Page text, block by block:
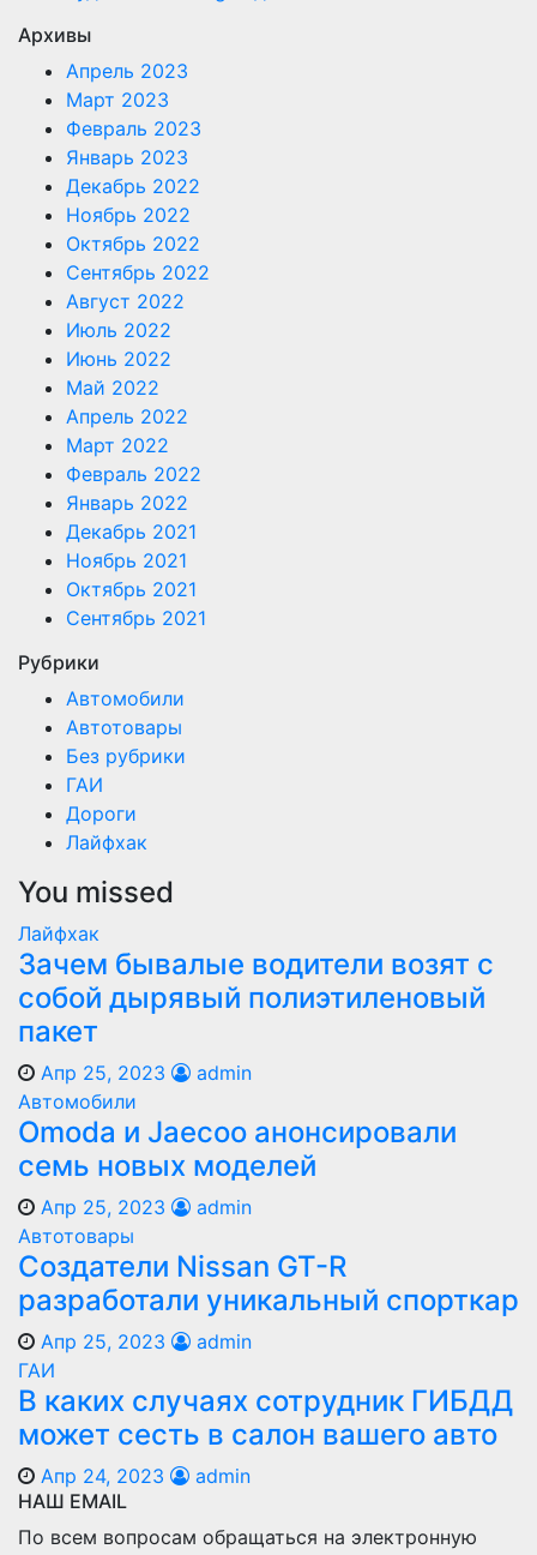
Архивы
Апрель 2023
Март 2023
Февраль 2023
Январь 2023
Декабрь 2022
Ноябрь 2022
Октябрь 2022
Сентябрь 2022
Август 2022
Июль 2022
Июнь 2022
Май 2022
Апрель 2022
Март 2022
Февраль 2022
Январь 2022
Декабрь 2021
Ноябрь 2021
Октябрь 2021
Сентябрь 2021
Рубрики
Автомобили
Автотовары
Без рубрики
ГАИ
Дороги
Лайфхак
You missed
Лайфхак
Зачем бывалые водители возят с
собой дырявый полиэтиленовый
пакет
Апр 25, 2023
admin
Автомобили
Оmoda и Jaecoo анонсировали
семь новых моделей
Апр 25, 2023
admin
Автотовары
Создатели Nissan GT-R
разработали уникальный спорткар
Апр 25, 2023
admin
ГАИ
В каких случаях сотрудник ГИБДД
может сесть в салон вашего авто
Апр 24, 2023
admin
НАШ EMAIL
По всем вопросам обращаться на электронную